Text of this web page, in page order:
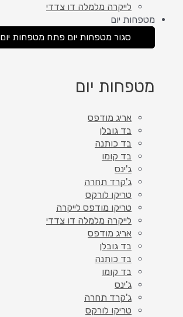
לייקרה מלמלה דו צדדי
מטפחות יום
סגור מטפחות יום פתח מטפחות יום
מטפחות יום
אריג מודפס
בד גובלן
בד כותנה
בד קומו
ג'ינס
ג'קרד תחרה
טריקו לורקס
טריקו מודפס לייקרה
לייקרה מלמלה דו צדדי
אריג מודפס
בד גובלן
בד כותנה
בד קומו
ג'ינס
ג'קרד תחרה
טריקו לורקס